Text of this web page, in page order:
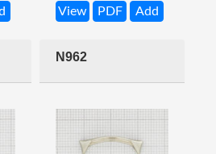
View PDF Add
N962